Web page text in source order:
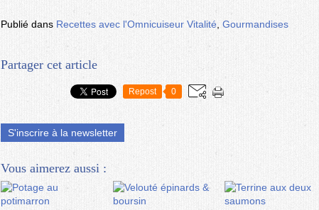
Publié dans Recettes avec l'Omnicuiseur Vitalité Gourmandises
Partager cet article
Repost 0
S'inscrire à la newsletter
Vous aimerez aussi :